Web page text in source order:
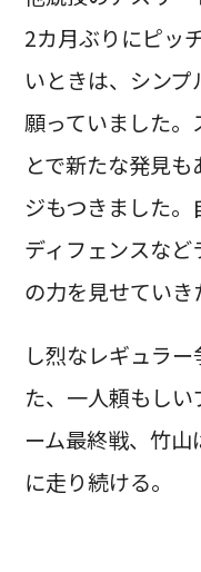
2カ月ぶりにピッ
いときは、シン
願っていました
とで新たな発見
ジもつきました。
ディフェンスな
の力を見せていき
し烈なレギュラ
た、一人頼もし
ーム最終戦、竹
に走り続ける。